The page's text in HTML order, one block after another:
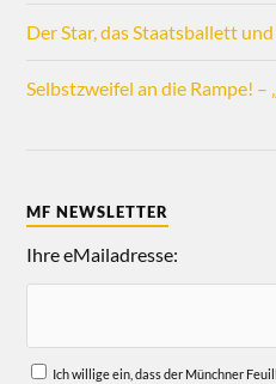
Der Star, das Staatsballett
Selbstzweifel an die Rampe! –
MF NEWSLETTER
Ihre eMailadresse:
Ich willige ein, dass der Münchner